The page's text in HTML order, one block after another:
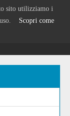
sito utilizziamo i
Scopri come